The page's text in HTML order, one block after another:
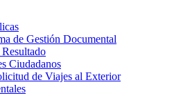
de Gestión Documental
Ciudadanos
de Viajes al Exterior